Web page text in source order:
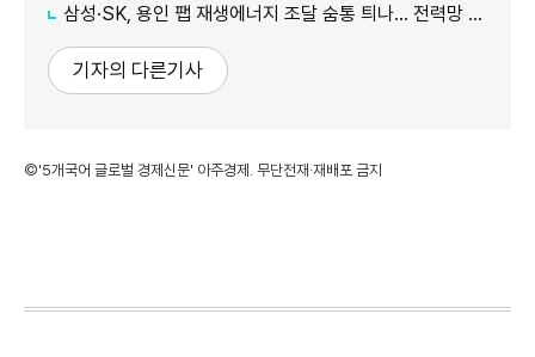
삼성·SK, 용인 팹 재생에너지 조달 숨통 틔나… 전력망 확충에 에너지 리스크 완화 기대
기자의 다른기사
©'5개국어 글로벌 경제신문' 아주경제. 무단전재·재배포 금지